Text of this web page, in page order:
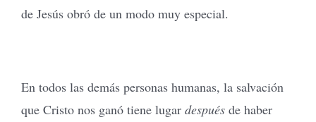
de Jesús obró de un modo muy especial.
En todos las demás personas humanas, la salvación
que Cristo nos ganó tiene lugar después de haber